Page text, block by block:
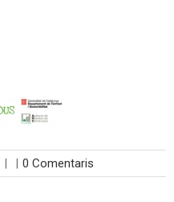
| | 0 Comentaris